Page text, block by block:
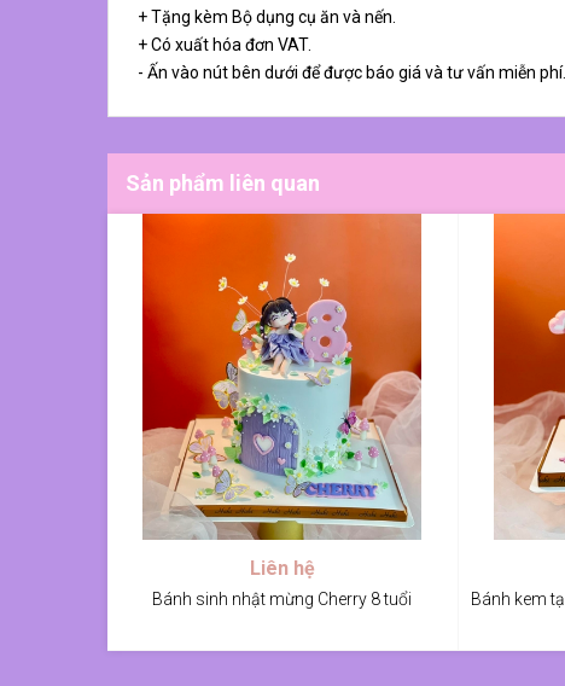
+ Tặng kèm Bộ dụng cụ ăn và nến.
+ Có xuất hóa đơn VAT.
- Ấn vào nút bên dưới để được báo giá và tư vấn miễn phí.
Sản phẩm liên quan
Liên hệ
Bánh sinh nhật mừng Cherry 8 tuổi